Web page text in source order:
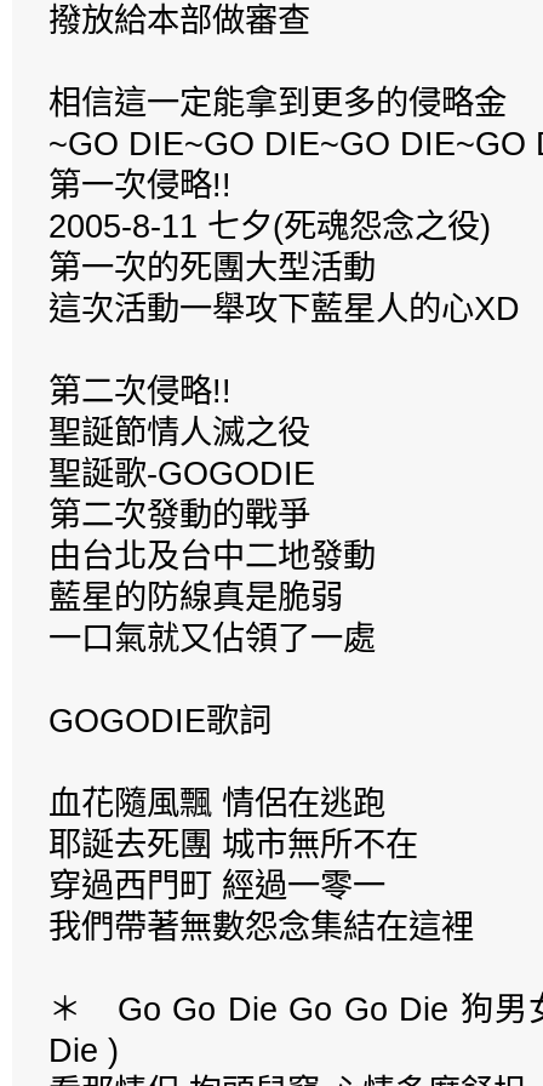
撥放給本部做審查
相信這一定能拿到更多的侵略金
~GO DIE~GO DIE~GO DIE~GO
第一次侵略!!
2005-8-11 七夕(死魂怨念之役)
第一次的死團大型活動
這次活動一舉攻下藍星人的心XD
第二次侵略!!
聖誕節情人滅之役
聖誕歌-GOGODIE
第二次發動的戰爭
由台北及台中二地發動
藍星的防線真是脆弱
一口氣就又佔領了一處
GOGODIE歌詞
血花隨風飄 情侶在逃跑
耶誕去死團 城市無所不在
穿過西門町 經過一零一
我們帶著無數怨念集結在這裡
＊ Go Go Die Go Go Die 狗男
Die )